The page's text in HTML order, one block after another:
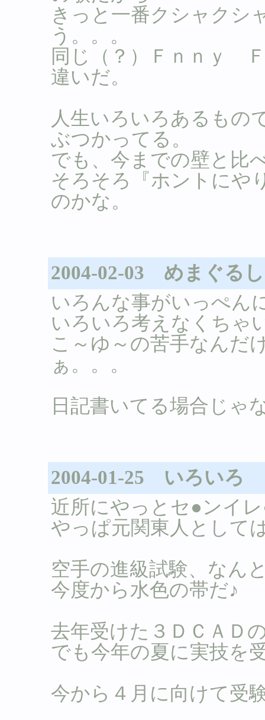
きっと一番クシャクシ
う。。。
同じ（？）Ｆｎｎｙ
違いだ。
人生いろいろあるもの
ぶつかってる。
でも、今までの壁と比
そろそろ『ホントにや
のかな。
2004-02-03 めまぐる
いろんな事がいっぺん
いろいろ考えなくちゃ
こ～ゆ～の苦手なんだ
ぁ。。。
日記書いてる場合じゃ
2004-01-25 いろいろ
近所にやっとセ●ンイ
やっぱ元関東人として
空手の進級試験、なん
今度から水色の帯だ♪
去年受けた３ＤＣＡＤ
でも今年の夏に実技を
今から４月に向けて受